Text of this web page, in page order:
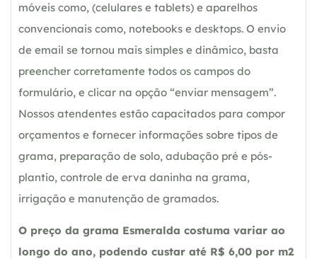
móveis como, (celulares e tablets) e aparelhos
convencionais como, notebooks e desktops. O envio
de email se tornou mais simples e dinâmico, basta
preencher corretamente todos os campos do
formulário, e clicar na opção “enviar mensagem”.
Nossos atendentes estão capacitados para compor
orçamentos e fornecer informações sobre tipos de
grama, preparação de solo, adubação pré e pós-
plantio, controle de erva daninha na grama,
irrigação e manutenção de gramados.
O preço da grama Esmeralda costuma variar ao
longo do ano, podendo custar até R$ 6,00 por m2